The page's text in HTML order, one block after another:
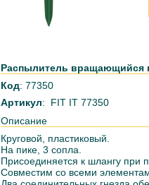
Распылитель вращающийся
Код: 77350
Артикул: FIT IT 77350
Описание
Круговой, пластиковый.
На пике, 3 сопла.
Присоединяется к шлангу при
Совместим со всеми